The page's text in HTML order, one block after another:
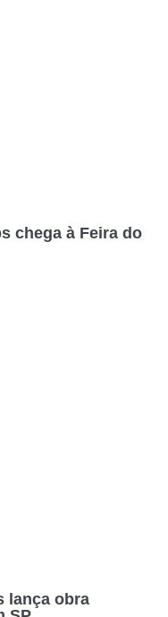
chega à Feira do
lança obra